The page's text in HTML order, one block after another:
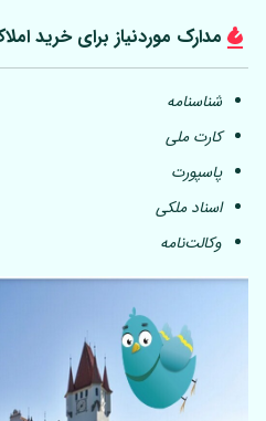
مدارک موردنیاز برای خرید
شناسنامه
کارت ملی
پاسپورت
اسناد ملکی
وکالت‌نامه